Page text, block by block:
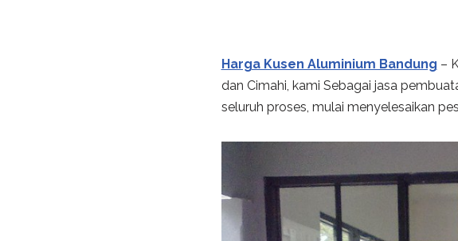
Harga Kusen Aluminium Bandung –
dan Cimahi, kami Sebagai jasa
seluruh proses, mulai menyelesaikan